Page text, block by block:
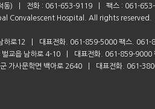
동)
전화 : 061-653-9119
팩스 : 061-
Convalescent Hospital. All rights reserved.
하로12
대표전화. 061-859-5000 팩스. 061-
벌교읍 남하로 4-10
대표전화. 061-859-
가사문학면 백아로 2640 대표전화. 061-